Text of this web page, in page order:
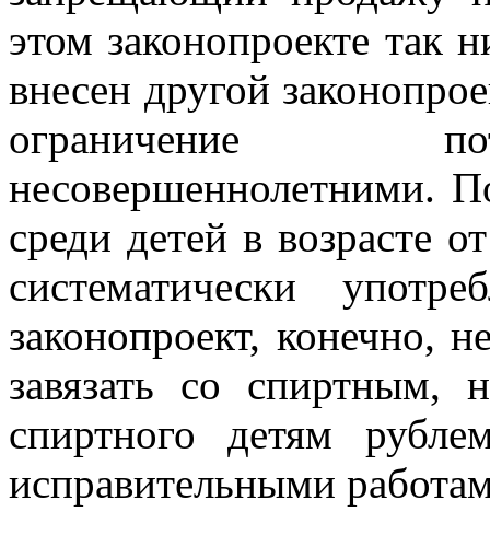
этом законопроекте так
внесен другой
ограничение
несовершеннолетними.
среди детей в возрасте
систематически
законопроект, конечно,
завязать со спиртным,
спиртного детям
исправительными